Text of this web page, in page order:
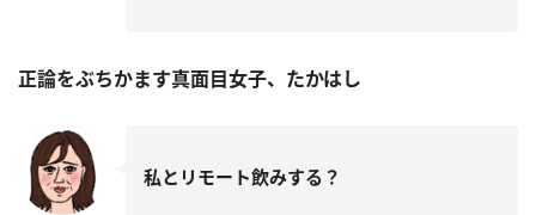
正論をぶちかます真面目女子、たかはし
私とリモート飲みする？